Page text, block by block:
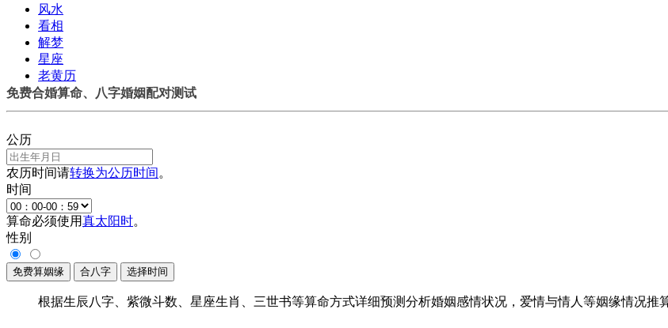
风水
看相
解梦
星座
老黄历
免费合婚算命、八字婚姻配对测试
公历
农历时间请转换为公历时间 。
时间
算命必须使用真太阳时。
性别
根据生辰八字、紫微斗数、星座生肖、三世书等算命方式详细预测分析婚姻感情状况，爱情与情人等姻缘情况推